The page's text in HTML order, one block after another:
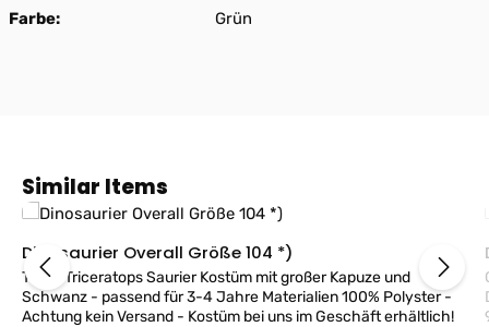
Farbe: Grün
Produktgalerie überspringen
Similar Items
Dinosaurier Overall Größe 104 *)
Tolles Triceratops Saurier Kostüm mit großer Kapuze und
Schwanz - passend für 3-4 Jahre Materialien 100% Polyster -
Achtung kein Versand - Kostüm bei uns im Geschäft erhältlich!